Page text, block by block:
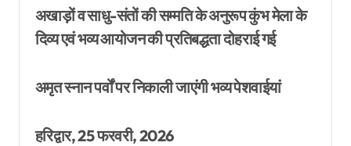
अखाड़ों व साधु-संतों की सम्मति के अनुरूप कुंभ मेला के
दिव्य एवं भव्य आयोजन की प्रतिबद्धता दोहराई गई
अमृत स्नान पर्वों पर निकाली जाएंगी भव्य पेशवाईयां
हरिद्वार, 25 फरवरी, 2026